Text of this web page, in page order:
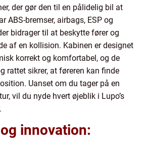
der gør den til en pålidelig bil at
ABS-bremser, airbags, ESP og
bidrager til at beskytte fører og
af en kollision. Kabinen er designet
korrekt og komfortabel, og de
rattet sikrer, at føreren kan finde
Uanset om du tager på en
vil du nyde hvert øjeblik i Lupo’s
innovation: